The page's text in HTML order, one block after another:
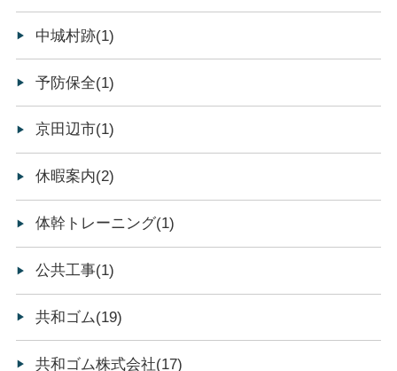
中城村跡(1)
予防保全(1)
京田辺市(1)
休暇案内(2)
体幹トレーニング(1)
公共工事(1)
共和ゴム(19)
共和ゴム株式会社(17)